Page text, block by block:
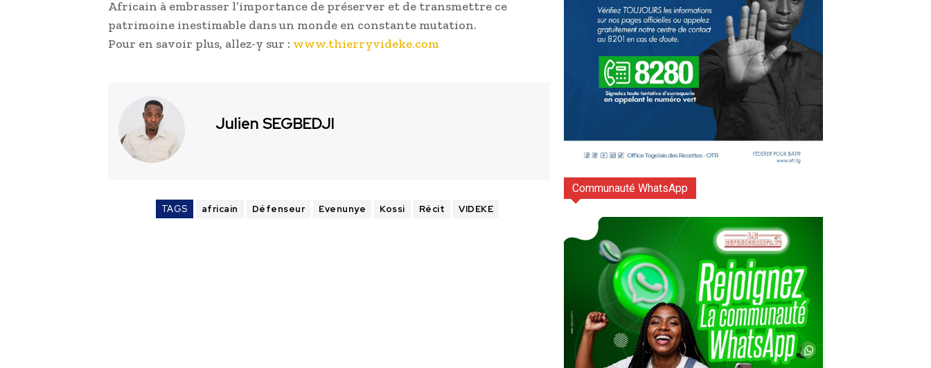
Africain à embrasser l’importance de préserver et de transmettre ce
patrimoine inestimable dans un monde en constante mutation.
Pour en savoir plus, allez-y sur : www.thierryvideke.com
Julien SEGBEDJI
TAGS africain Défenseur Evenunye Kossi Récit VIDEKE
Communauté WhatsApp